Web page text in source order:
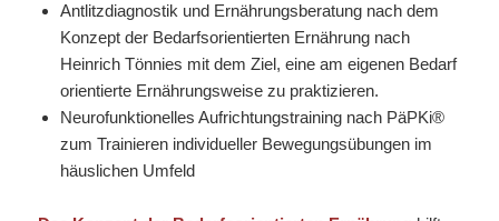
Antlitzdiagnostik und Ernährungsberatung nach dem
Konzept der Bedarfsorientierten Ernährung nach
Heinrich Tönnies mit dem Ziel, eine am eigenen Bedarf
orientierte Ernährungsweise zu praktizieren.
Neurofunktionelles Aufrichtungstraining nach PäPKi®
zum Trainieren individueller Bewegungsübungen im
häuslichen Umfeld